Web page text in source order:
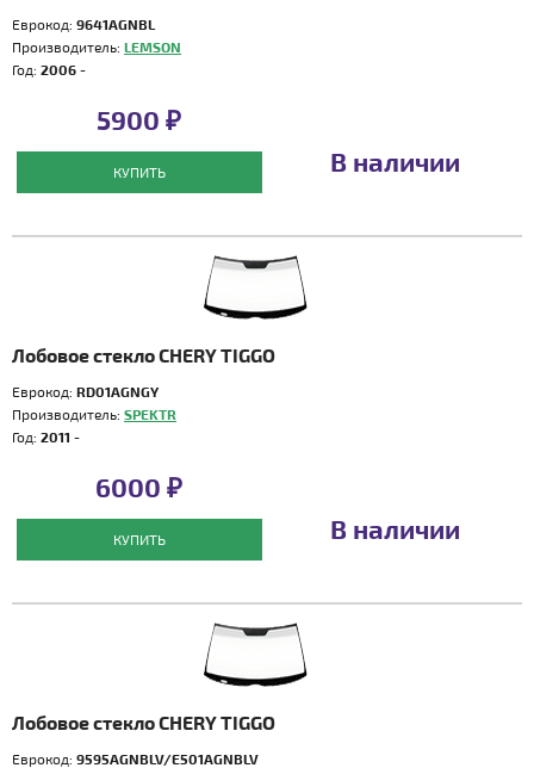
Еврокод: 9641AGNBL
Производитель: LEMSON
Год: 2006 -
5900 ₽
КУПИТЬ В наличии
Лобовое стекло CHERY TIGGO
Еврокод: RD01AGNGY
Производитель: SPEKTR
Год: 2011 -
6000 ₽
КУПИТЬ В наличии
Лобовое стекло CHERY TIGGO
Еврокод: 9595AGNBLV/E501AGNBLV